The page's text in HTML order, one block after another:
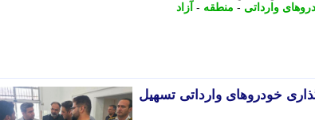
وارداتی - منطقه - آزاد
خودروهای وارداتی تسهیل